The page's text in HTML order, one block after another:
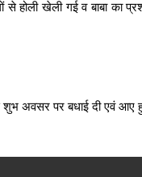
से होली खेली गई व बाबा का
अवसर पर बधाई दी एवं आए